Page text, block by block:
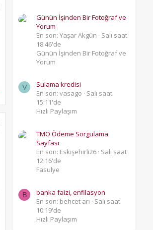
Günün İşinden Bir Fotoğraf ve
Yorum
En son: Yaşar Akgün
Salı saat
18:46'de
Günün İşinden Bir Fotoğraf ve
Yorum
V
Sulama kredisi
En son: vasago
Salı saat
15:11'de
Hızlı Paylaşım
TMO Ödeme Sorgulama
Sayfası
En son: Eskişehirli26 Salı saat
12:16'de
Fasulye
B
banka faizi, enfilasyon
En son: behcet arı
Salı saat
10:19'de
Hızlı Paylaşım